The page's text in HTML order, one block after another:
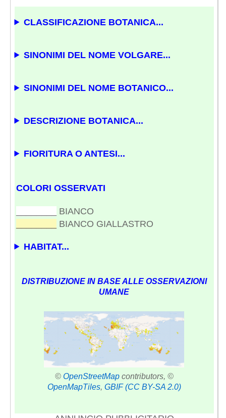
CLASSIFICAZIONE BOTANICA...
SINONIMI DEL NOME VOLGARE...
SINONIMI DEL NOME BOTANICO...
DESCRIZIONE BOTANICA...
FIORITURA O ANTESI...
COLORI OSSERVATI
BIANCO
BIANCO GIALLASTRO
HABITAT...
DISTRIBUZIONE IN BASE ALLE OSSERVAZIONI
UMANE
© OpenStreetMapcontributors, ©
OpenMapTiles, GBIF (CC BY-SA 2.0)